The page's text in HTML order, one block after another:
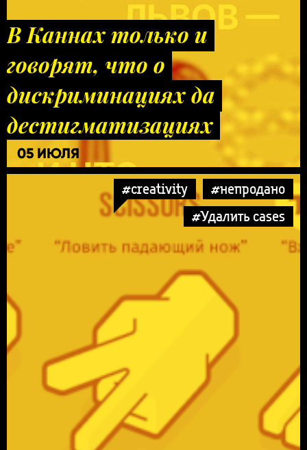
В Каннах только и
говорят, что о
дискриминациях да
дестигматизациях
05 ИЮЛЯ
#creativity
#непродано
#Удалить cases